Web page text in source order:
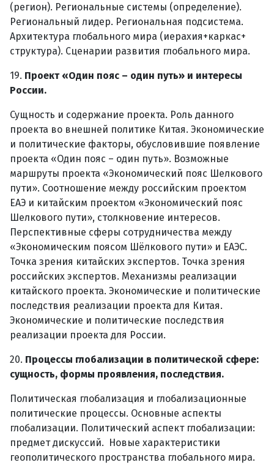
(регион). Региональные системы (определение).
Региональный лидер. Региональная подсистема.
Архитектура глобального мира (иерахия+каркас+
структура). Сценарии развития глобального мира.
19. Проект «Один пояс – один путь» и интересы
России.
Сущность и содержание проекта. Роль данного
проекта во внешней политике Китая. Экономические
и политические факторы, обусловившие появление
проекта «Один пояс – один путь». Возможные
маршруты проекта «Экономический пояс Шелкового
пути». Соотношение между российским проектом
ЕАЭ и китайским проектом «Экономический пояс
Шелкового пути», столкновение интересов.
Перспективные сферы сотрудничества между
«Экономическим поясом Шёлкового пути» и ЕАЭС.
Точка зрения китайских экспертов. Точка зрения
российских экспертов. Механизмы реализации
китайского проекта. Экономические и политические
последствия реализации проекта для Китая.
Экономические и политические последствия
реализации проекта для России.
20. Процессы глобализации в политической сфере:
сущность, формы проявления, последствия.
Политическая глобализация и глобализационные
политические процессы. Основные аспекты
глобализации. Политический аспект глобализации:
предмет дискуссий. Новые характеристики
геополитического пространства глобального мира.